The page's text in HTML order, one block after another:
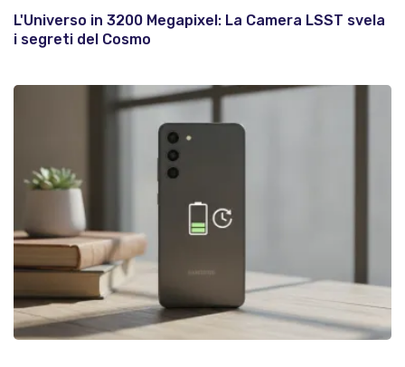
L'Universo in 3200 Megapixel: La Camera LSST svela
i segreti del Cosmo